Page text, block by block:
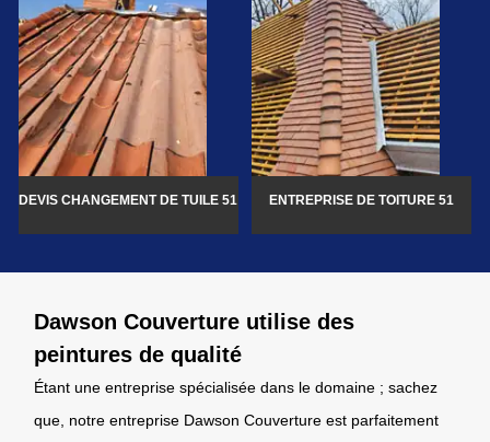
DEVIS CHANGEMENT DE TUILE 51 ENTREPRISE DE TOITURE 51
Dawson Couverture utilise des
peintures de qualité
Étant une entreprise spécialisée dans le domaine ; sachez
que, notre entreprise Dawson Couverture est parfaitement